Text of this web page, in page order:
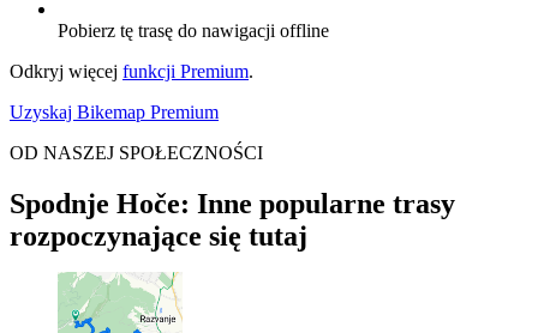
Pobierz tę trasę do nawigacji offline
Odkryj więcej funkcji Premium.
Uzyskaj Bikemap Premium
OD NASZEJ SPOŁECZNOŚCI
Spodnje Hoče: Inne popularne trasy
rozpoczynające się tutaj